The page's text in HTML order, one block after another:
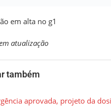
em alta no g1
atualização
também
aprovada, projeto da